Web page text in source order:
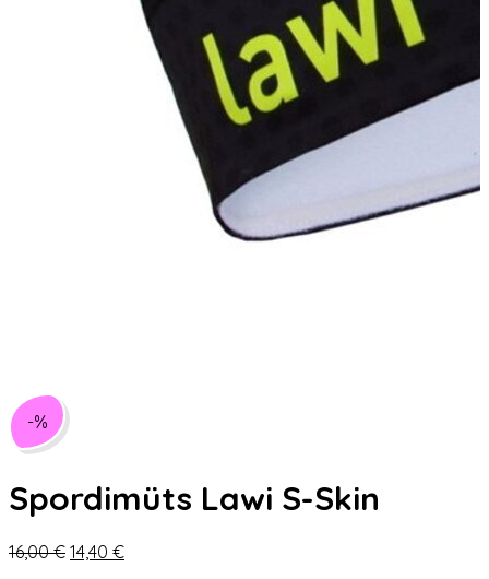
-%
Spordimüts Lawi S-Skin
16,00€ Algne
14,40 €Praegune